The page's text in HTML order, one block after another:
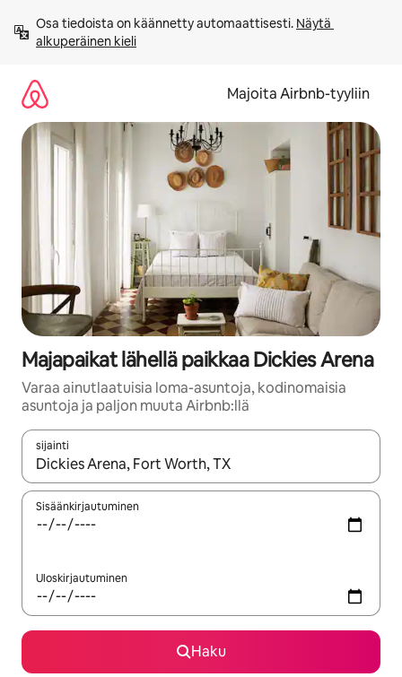
sisältö
väliin
Osa tiedoista on käännetty automaattisesti. Näytä
alkuperäinen kieli
Majoita Airbnb-tyyliin
Majapaikat lähellä paikkaa Dickies Arena
Varaa ainutlaatuisia loma-asuntoja, kodinomaisia
asuntoja ja paljon muuta Airbnb:llä
sijainti
Kun tulokset ovat saatavilla, navigoi ylös- ja alas-
Sisäänkirjautuminen
Uloskirjautuminen
Haku